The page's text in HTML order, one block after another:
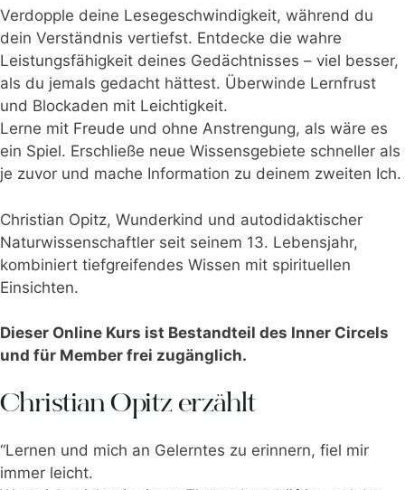
Verdopple deine Lesegeschwindigkeit, während du
dein Verständnis vertiefst. Entdecke die wahre
Leistungsfähigkeit deines Gedächtnisses – viel besser,
als du jemals gedacht hättest. Überwinde Lernfrust
und Blockaden mit Leichtigkeit.
Lerne mit Freude und ohne Anstrengung, als wäre es
ein Spiel. Erschließe neue Wissensgebiete schneller als
je zuvor und mache Information zu deinem zweiten Ich.
Christian Opitz, Wunderkind und autodidaktischer
Naturwissenschaftler seit seinem 13. Lebensjahr,
kombiniert tiefgreifendes Wissen mit spirituellen
Einsichten.
Dieser Online Kurs ist Bestandteil des Inner Circels
und für Member frei zugänglich.
Christian Opitz erzählt
“Lernen und mich an Gelerntes zu erinnern, fiel mir
immer leicht.